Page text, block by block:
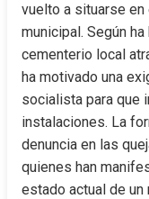
vuelto a situarse
municipal. Según
cementerio local
ha motivado una
socialista para que
instalaciones. La
denuncia en las
quienes han
estado actual de un